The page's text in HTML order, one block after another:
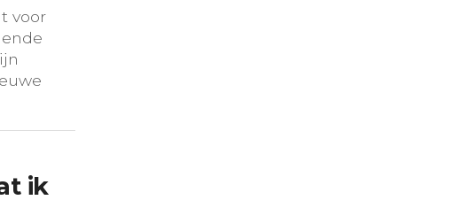
voor
ik